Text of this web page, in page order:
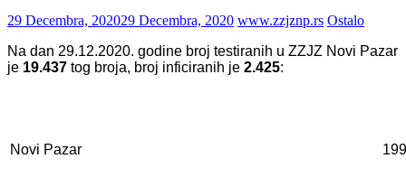
29 Decembra, 202029 Decembra, 2020 www.zzjznp.rs Ostalo
Na dan 29.12.2020. godine broj testiranih u ZZJZ Novi Pazar
je 19.437 tog broja, broj inficiranih je 2.425:
Novi Pazar